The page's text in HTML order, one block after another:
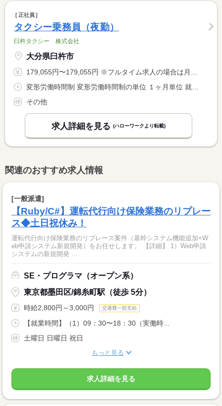
正社員
タクシー乗務員（夜勤）
臼杵タクシー 株式会社
大分県臼杵市
179,055円〜179,055円 ※フルタイム求人の場合は月額（換算額）、パート求人の場合は時間額を表示しています。
その他
求人詳細を見る (ハローワークより転載)
関連のおすすめ求人情報
[一般派遣]
【Ruby/C#】運転代行向け保険業務のリプレー
ス◆土日祝休み！
運転代行向け保険業務のリプレース案件（基幹システム機能追加+W
eb申請システム新規開発）をお任せします。 【詳細】 1）Web申請
システムの新規開発 ...
SE・プログラマ（オープン系）
東京都墨田区/錦糸町駅（徒歩 5分）
時給2,800円～3,000円 交通費一部支給
【就業時間】（1）09：30〜18：30（実働時...
土曜日 日曜日 祝日
もっと見る
求人詳細を見る